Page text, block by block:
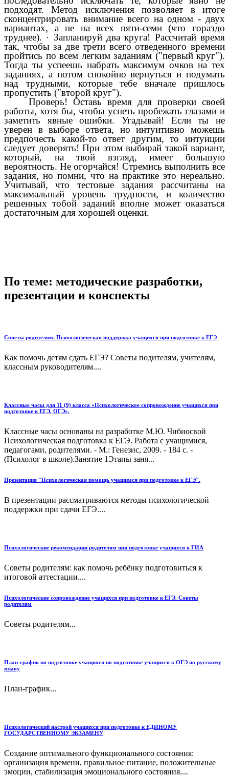
подходят. Метод исключения позволяет в итоге
сконцентрировать внимание всего на одном - двух
вариантах, а не на всех пяти-семи (что гораздо
труднее). · Запланируй два круга! Рассчитай время
так, чтобы за две трети всего отведенного времени
пройтись по всем легким заданиям ("первый круг").
Тогда ты успеешь набрать максимум очков на тех
заданиях, а потом спокойно вернуться и подумать
над трудными, которые тебе вначале пришлось
пропустить ("второй круг").
Проверь! Оставь время для проверки своей
работы, хотя бы, чтобы успеть пробежать глазами и
заметить явные ошибки. Угадывай! Если ты не
уверен в выборе ответа, но интуитивно можешь
предпочесть какой-то ответ другим, то интуиции
следует доверять! При этом выбирай такой вариант,
который, на твой взгляд, имеет большую
вероятность. Не огорчайся! Стремись выполнить все
задания, но помни, что на практике это нереально.
Учитывай, что тестовые задания рассчитаны на
максимальный уровень трудности, и количество
решенных тобой заданий вполне может оказаться
достаточным для хорошей оценки.
По теме: методические разработки,
презентации и конспекты
Советы родителям. Психологическая поддержка учащихся при подготовке к ЕГЭ
Как помочь детям сдать ЕГЭ? Советы подителям, учителям,
классным руководителям....
Классные часы для 11 (9) класса «Психологическое сопровождение учащихся при
подготовке к ЕГЭ, ОГЭ».
Классные часы основаны на разработке М.Ю. Чибиосвой
Психологическая подготовка к ЕГЭ. Работа с учащимися,
педагогами, родителями. - М.: Генезис, 2009. - 184 с. -
(Психолог в школе).Занятие 1Этапы заня...
Презентация "Психологическая помощь учащимся при подготовке к ЕГЭ".
В презентации рассматриваются методы психологической
поддержки при сдачи ЕГЭ....
Психологические рекомендации родителям при подготовке учащихся к ГИА
Советы родителям: как помочь ребёнку подготовиться к
итоговой аттестации....
Психологические сопровождение учащихся при подготовке к ЕГЭ. Советы
родителям
Советы родителям...
План-график по подготовке учащихся по подготовке учащихся к ОГЭ по русскому
языку
План-график...
Психологический настрой учащихся при подготовке к ЕДИНОМУ
ГОСУДАРСТВЕННОМУ ЭКЗАМЕНУ
Создание оптимального функционального состояния:
организация времени, правильное питание, положительные
эмоции, стабилизация эмоционального состояния....